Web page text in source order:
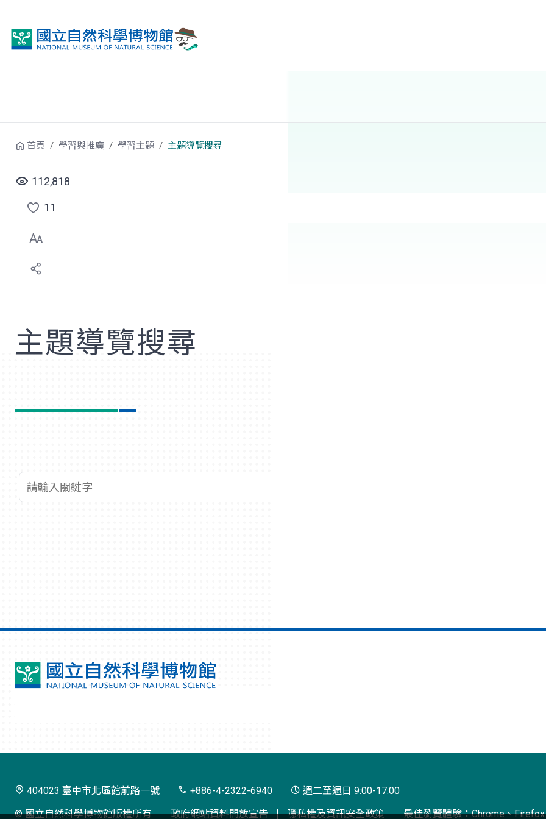
首頁 學習與推廣 學習主題 主題導覽搜尋
112,818
點
選
喜
11
主題導覽搜尋
查詢關鍵字
國
404023 臺中市北區館前路一號 +886-4-2322-6940
週二至週日 9:00-17:00
© 國立自然科學博物館版權所有
政府網站資料開放宣告 隱私權及資訊安全政策 最佳瀏覽體驗：Chrome、